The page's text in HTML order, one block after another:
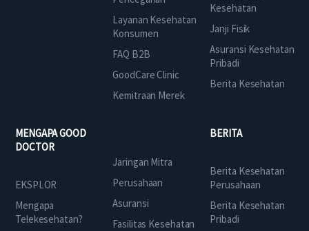
Layanan Kesehatan
Konsumen
FAQ B2B
GoodCare Clinic
Kemitraan Merek
Kesehatan
Janji Fisik
Asuransi Kesehatan
Pribadi
Berita Kesehatan
MENGAPA GOOD
DOCTOR
EKSPLOR
Mengapa
Telekesehatan?
Jaringan Mitra
Perusahaan
Asuransi
Fasilitas Kesehatan
BERITA
Berita Kesehatan
Perusahaan
Berita Kesehatan
Pribadi